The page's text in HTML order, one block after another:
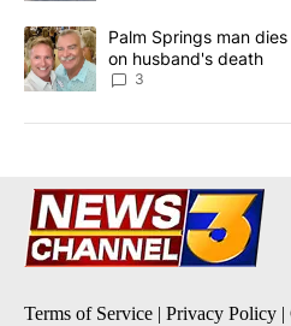
A trending article titled "Palm
Palm Springs man
on husband's death
3
Terms of Service | Privacy Policy |